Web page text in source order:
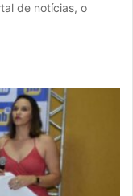
de notícias, o